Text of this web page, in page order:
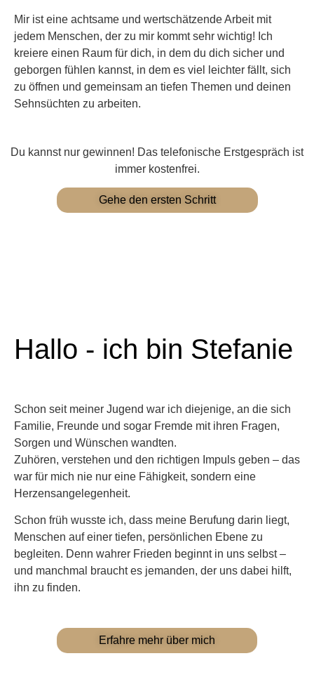
Mir ist eine achtsame und wertschätzende Arbeit mit
jedem Menschen, der zu mir kommt sehr wichtig! Ich
kreiere einen Raum für dich, in dem du dich sicher und
geborgen fühlen kannst, in dem es viel leichter fällt, sich
zu öffnen und gemeinsam an tiefen Themen und deinen
Sehnsüchten zu arbeiten.
Du kannst nur gewinnen! Das telefonische Erstgespräch ist
immer kostenfrei.
Gehe den ersten Schritt
Hallo - ich bin Stefanie
Schon seit meiner Jugend war ich diejenige, an die sich
Familie, Freunde und sogar Fremde mit ihren Fragen,
Sorgen und Wünschen wandten.
Zuhören, verstehen und den richtigen Impuls geben – das
war für mich nie nur eine Fähigkeit, sondern eine
Herzensangelegenheit.
Schon früh wusste ich, dass meine Berufung darin liegt,
Menschen auf einer tiefen, persönlichen Ebene zu
begleiten. Denn wahrer Frieden beginnt in uns selbst –
und manchmal braucht es jemanden, der uns dabei hilft,
ihn zu finden.
Erfahre mehr über mich